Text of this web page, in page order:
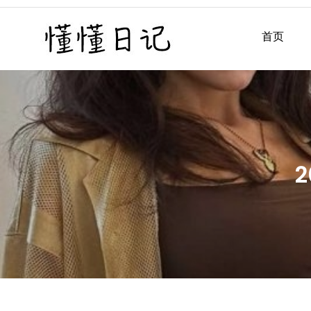
Skip
懂懂日记
懂懂日记网每天同步更新
首页